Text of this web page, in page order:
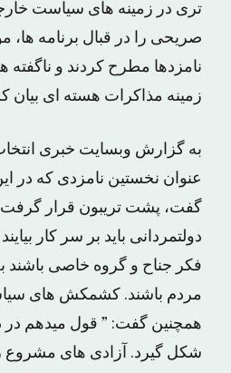
تری در زمینه های سیاست
صریحی را در قبال برنامه ها،
نامزدها مطرح کردند و ناگفته
زمینه مذاکرات هسته ای بیان
به گزارش وبسایت خبری
عنوان نخستین نامزدی که در
گفت، پشت تریبون قرار
دولتمردانی باید بر سر کار
فکر جناح و گروه خاصی باشند
مردم باشند. کشمکش های
همچنین گفت: ” قول میدهم در
شکل گیرد. آزادی های مشروع